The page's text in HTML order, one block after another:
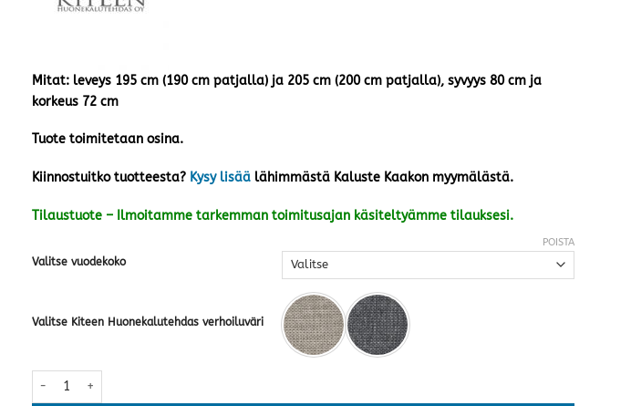
Mitat: leveys 195 cm (190 cm patjalla) ja 205 cm (200 cm patjalla), syvyys 80 cm ja
korkeus 72 cm
Tuote toimitetaan osina.
Kiinnostuitko tuotteesta? Kysy lisää lähimmästä Kaluste Kaakon myymälästä.
Tilaustuote – Ilmoitamme tarkemman toimitusajan käsiteltyämme tilauksesi.
Valitse vuodekoko
Valitse Kiteen Huonekalutehdas verhoiluväri
POISTA
Notte vuodesohva, valkoinen · kaksi kokoa ja verhoiluväriä määrä